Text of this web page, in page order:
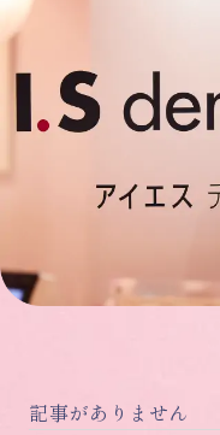
記事がありません